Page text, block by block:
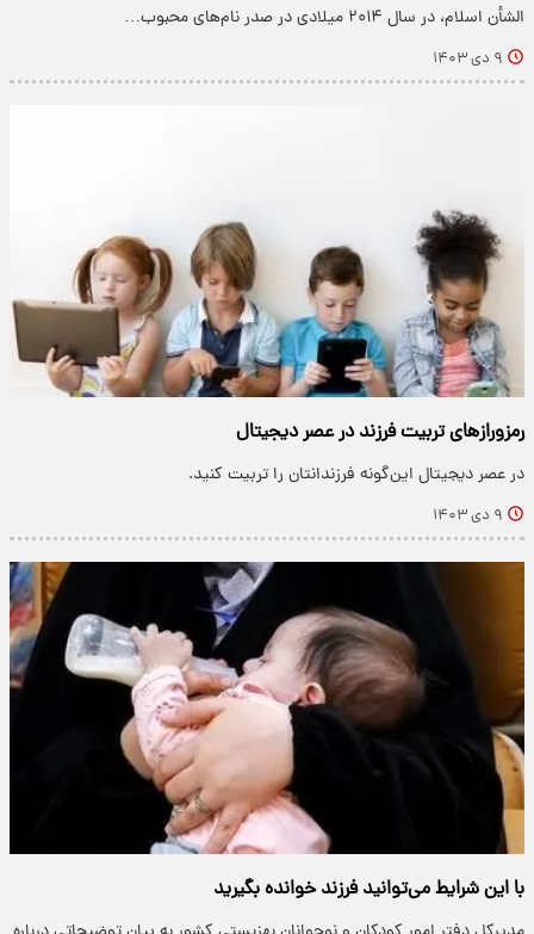
الشأن اسلام، در سال ۲۰۱۴ میلادی در صدر نام‌های محبوب…
۹ دی ۱۴۰۳
رمزورازهای تربیت فرزند در عصر دیجیتال
در عصر دیجیتال این‌گونه فرزندانتان را تربیت کنید.
۹ دی ۱۴۰۳
با این شرایط می‌توانید فرزند خوانده بگیرید